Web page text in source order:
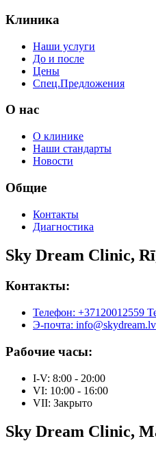
Клиника
Наши услуги
До и после
Цены
Спец.Предложения
O нас
О клинике
Наши стандарты
Новости
Общие
Контакты
Диагностика
Sky Dream Clinic,
Контакты:
Телефон: +37120012559
Э-почта: info@skydream.lv
Рабочие часы:
I-V: 8:00 - 20:00
VI: 10:00 - 16:00
VII: Закрыто
Sky Dream Clinic,